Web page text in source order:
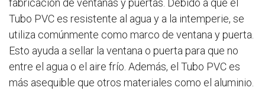
Tubo PVC es resistente al agua y a la intemperie, se
utiliza comúnmente como marco de ventana y puerta.
Esto ayuda a sellar la ventana o puerta para que no
entre el agua o el aire frío. Además, el Tubo PVC es
más asequible que otros materiales como el aluminio.